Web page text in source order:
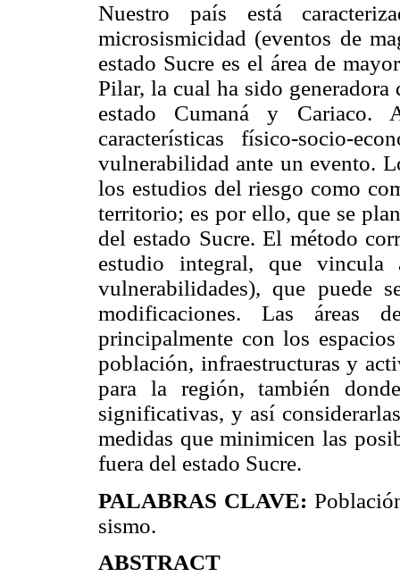
Nuestro país está
microsismicidad (eventos de
estado Sucre es el área de
Pilar, la cual ha sido
estado Cumaná y Cariaco.
características físico-socio-
vulnerabilidad ante un evento.
los estudios del riesgo como
territorio; es por ello, que se
del estado Sucre. El método
estudio integral, que vincula
vulnerabilidades), que puede
modificaciones. Las áreas
principalmente con los
población, infraestructuras y
para la región, también
significativas, y así
medidas que minimicen las
fuera del estado Sucre.
PALABRAS CLAVE:
sismo.
ABSTRACT